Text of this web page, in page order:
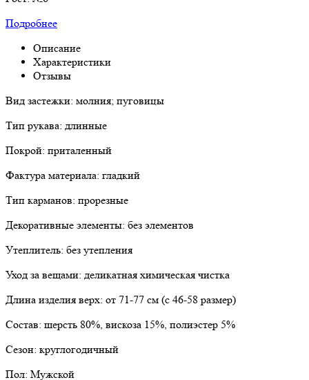
Подробнее
Описание
Характеристики
Отзывы
Вид застежки: молния; пуговицы
Тип рукава: длинные
Покрой: приталенный
Фактура материала: гладкий
Тип карманов: прорезные
Декоративные элементы: без элементов
Утеплитель: без утепления
Уход за вещами: деликатная химическая чистка
Длина изделия верх: от 71-77 см (с 46-58 размер)
Состав: шерсть 80%, вискоза 15%, полиэстер 5%
Сезон: круглогодичный
Пол: Мужской